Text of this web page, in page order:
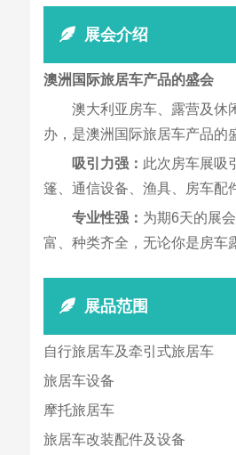
展会介绍
澳洲国际旅居车产品的盛会
澳大利亚房车、露营及休闲
办，是澳洲国际旅居车产品的
吸引力强： 此次房车展吸
篷、通信设备、渔具、房车配
专业性强： 为期6天的展
富、种类齐全，无论你是房车
展品范围
自行旅居车及牵引式旅居车
旅居车设备
摩托旅居车
旅居车改装配件及设备